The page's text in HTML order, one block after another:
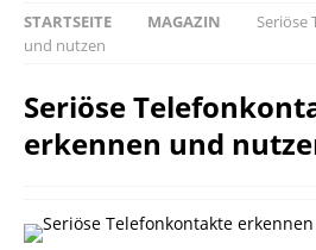
STARTSEITE MAGAZIN
Seriöse
und nutzen
Seriöse
erkennen und